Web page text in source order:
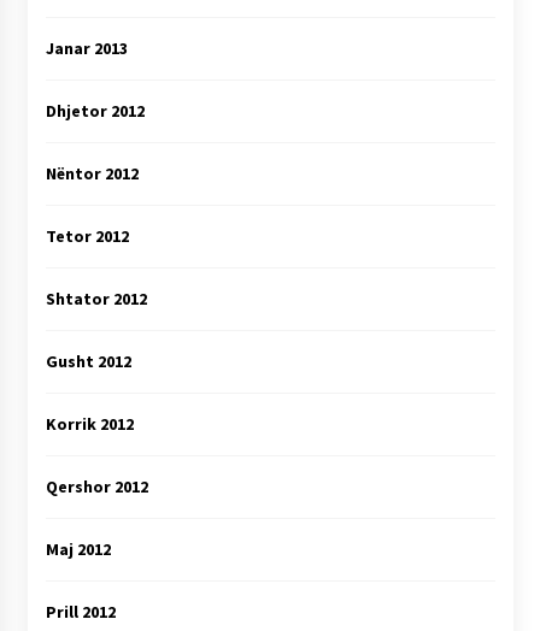
Janar 2013
Dhjetor 2012
Nëntor 2012
Tetor 2012
Shtator 2012
Gusht 2012
Korrik 2012
Qershor 2012
Maj 2012
Prill 2012